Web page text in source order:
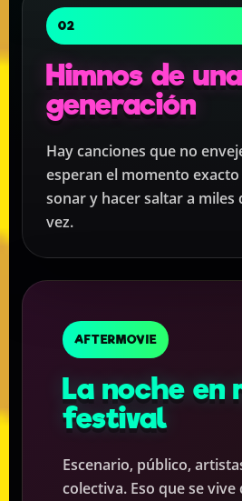
02
Himnos de una
generación
Hay canciones que no
esperan el momento
sonar y hacer saltar a miles
vez.
AFTERMOVIE
La noche en
festival
Escenario, público,
colectiva. Eso que se